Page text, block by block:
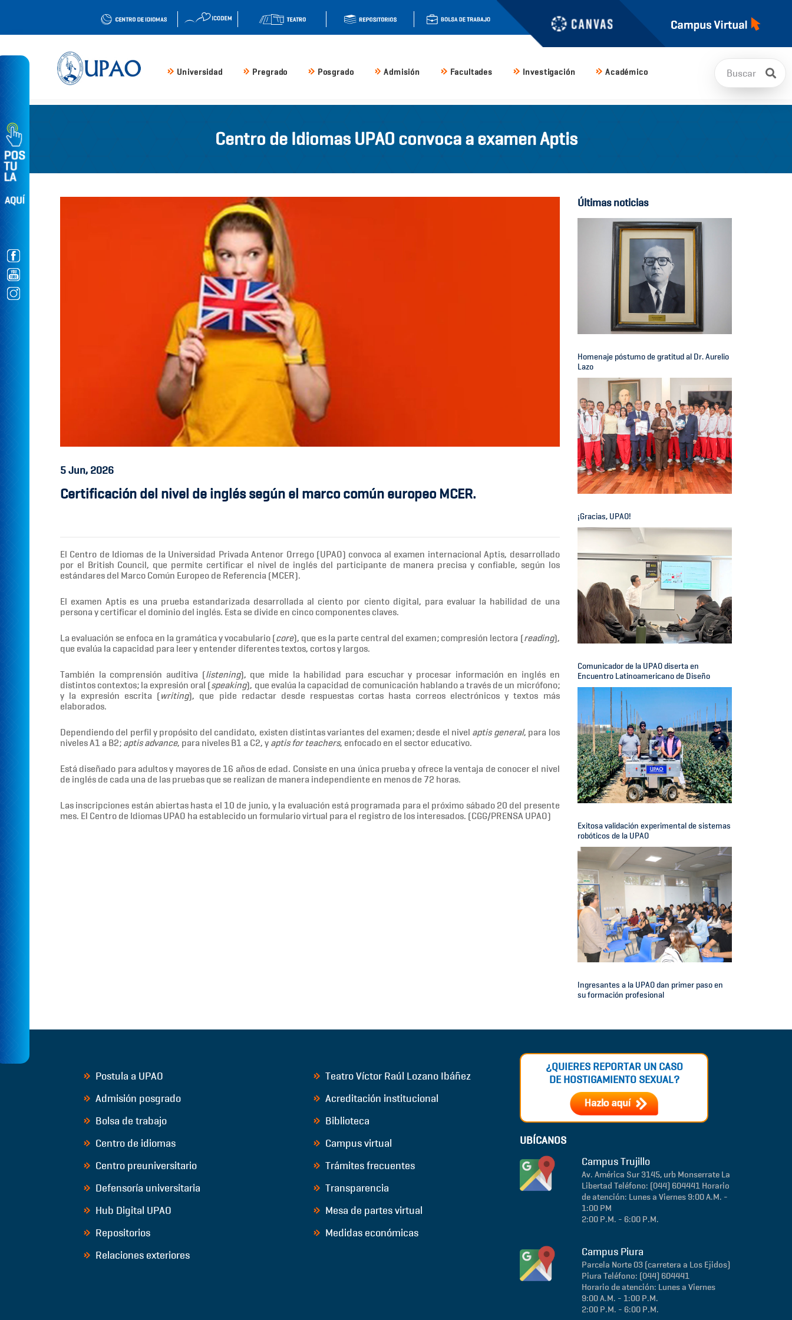
Universidad Pregrado Posgrado Admisión Facultades Investigación Académico
Centro de Idiomas UPAO convoca a examen Aptis
5Jun, 2026
Certificación del nivel de inglés según el marco común europeo MCER.
El Centro de Idiomas de la Universidad Privada Antenor Orrego (UPAO) convoca al examen internacional Aptis, desarrollado
por el British Council, que permite certificar el nivel de inglés del participante de manera precisa y confiable, según los
estándares del Marco Común Europeo de Referencia (MCER).
El examen Aptis es una prueba estandarizada desarrollada al ciento por ciento digital, para evaluar la habilidad de una
persona y certificar el dominio del inglés. Esta se divide en cinco componentes claves.
La evaluación se enfoca en la gramática y vocabulario (core), que es la parte central del examen; compresión lectora (reading),
que evalúa la capacidad para leer y entender diferentes textos, cortos y largos.
También la comprensión auditiva (listening), que mide la habilidad para escuchar y procesar información en inglés en
distintos contextos; la expresión oral (speaking), que evalúa la capacidad de comunicación hablando a través de un micrófono;
y la expresión escrita (writing), que pide redactar desde respuestas cortas hasta correos electrónicos y textos más
elaborados.
Dependiendo del perfil y propósito del candidato, existen distintas variantes del examen; desde el nivel aptis general, para los
niveles A1 a B2; aptis advance, para niveles B1 a C2, y aptis for teachers, enfocado en el sector educativo.
Está diseñado para adultos y mayores de 16 años de edad. Consiste en una única prueba y ofrece la ventaja de conocer el nivel
de inglés de cada una de las pruebas que se realizan de manera independiente en menos de 72 horas.
Las inscripciones están abiertas hasta el 10 de junio, y la evaluación está programada para el próximo sábado 20 del presente
mes. El Centro de Idiomas UPAO ha establecido un formulario virtual para el registro de los interesados. (CGG/PRENSA UPAO)
Últimas noticias
Homenaje póstumo de gratitud al Dr. Aurelio
Lazo
¡Gracias, UPAO!
Comunicador de la UPAO diserta en
Encuentro Latinoamericano de Diseño
Exitosa validación experimental de sistemas
robóticos de la UPAO
Ingresantes a la UPAO dan primer paso en
su formación profesional
Postula a UPAO
Admisión posgrado
Bolsa de trabajo
Centro de idiomas
Centro preuniversitario
Defensoría universitaria
Hub Digital UPAO
Repositorios
Relaciones exteriores
Teatro Víctor Raúl Lozano Ibáñez
Acreditación institucional
Biblioteca
Campus virtual
Trámites frecuentes
Transparencia
Mesa de partes virtual
Medidas económicas
¿QUIERES REPORTAR UN CASO
DE HOSTIGAMIENTO SEXUAL?
UBÍCANOS
Campus Trujillo
Av. América Sur 3145, urb Monserrate La
Libertad Teléfono: (044) 604441 Horario
de atención: Lunes a Viernes 9:00 A.M. -
1:00 PM
2:00 P.M. - 6:00 P.M.
Campus Piura
Parcela Norte 03 (carretera a Los Ejidos)
Piura Teléfono: (044) 604441
Horario de atención: Lunes a Viernes
9:00 A.M. - 1:00 P.M.
2:00 P.M. - 6:00 P.M.